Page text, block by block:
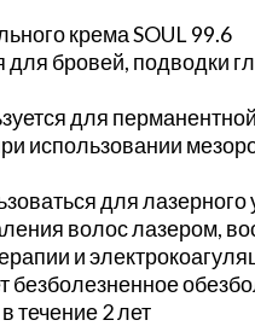
крема SOUL 99.6
бровей, подводки
для
использовании
для лазерного
волос лазером,
и
безболезненное
течение 2 лет